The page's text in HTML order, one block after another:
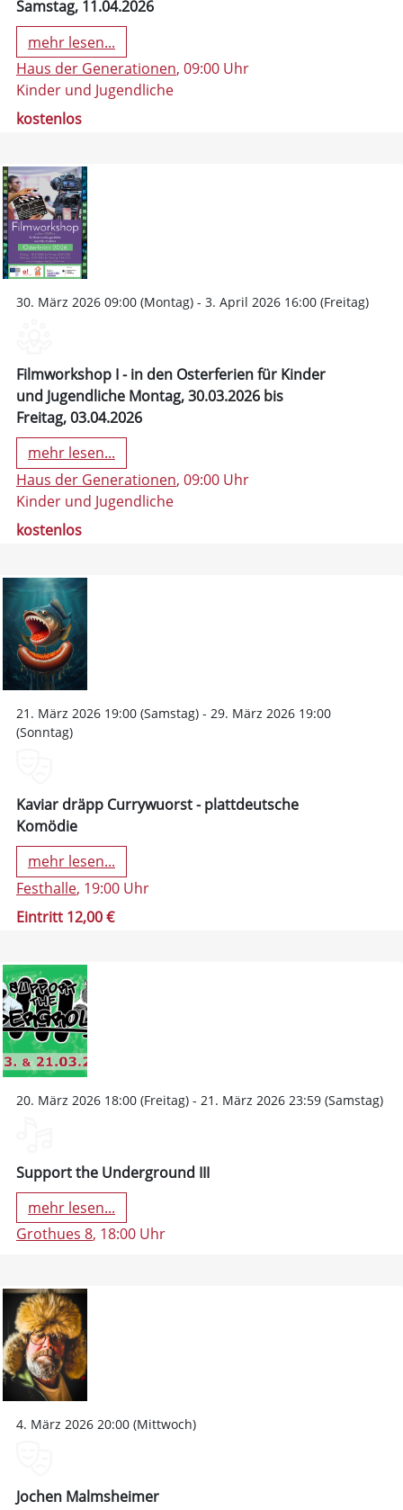
Samstag, 11.04.2026
mehr lesen...
Haus der Generationen, 09:00 Uhr
Kinder und Jugendliche
kostenlos
30. März 2026 09:00 (Montag) - 3. April 2026 16:00 (Freitag)
Filmworkshop I - in den Osterferien für Kinder
und Jugendliche Montag, 30.03.2026 bis
Freitag, 03.04.2026
mehr lesen...
Haus der Generationen, 09:00 Uhr
Kinder und Jugendliche
kostenlos
21. März 2026 19:00 (Samstag) - 29. März 2026 19:00
(Sonntag)
Kaviar dräpp Currywuorst - plattdeutsche
Komödie
mehr lesen...
Festhalle, 19:00 Uhr
Eintritt 12,00 €
20. März 2026 18:00 (Freitag) - 21. März 2026 23:59 (Samstag)
Support the Underground III
mehr lesen...
Grothues 8, 18:00 Uhr
4. März 2026 20:00 (Mittwoch)
Jochen Malmsheimer